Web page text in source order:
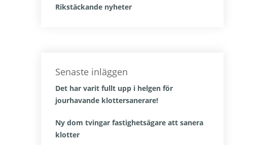
Rikstäckande nyheter
Senaste inläggen
Det har varit fullt upp i helgen för
jourhavande klottersanerare!
Ny dom tvingar fastighetsägare att sanera
klotter